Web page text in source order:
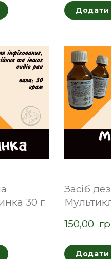
Додати
30 г
Засіб
150,00
Додати